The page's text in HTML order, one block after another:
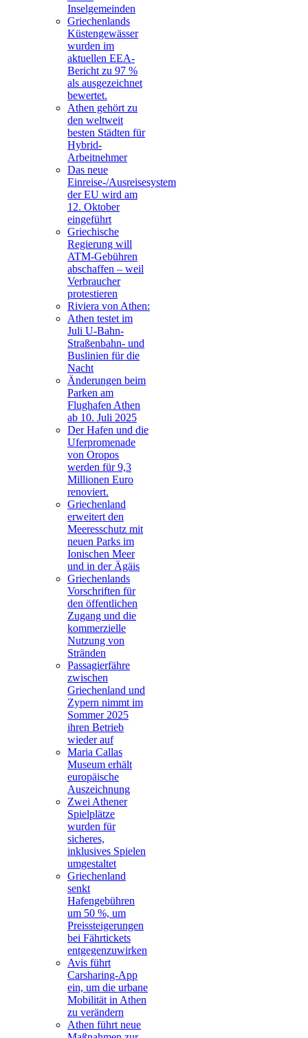
Inselgemeinden
Griechenlands
Küstengewässer
wurden im
aktuellen EEA-
Bericht zu 97 %
als ausgezeichnet
bewertet.
Athen gehört zu
den weltweit
besten Städten für
Hybrid-
Arbeitnehmer
Das neue
Einreise-/Ausreisesystem
der EU wird am
12. Oktober
eingeführt
Griechische
Regierung will
ATM-Gebühren
abschaffen – weil
Verbraucher
protestieren
Riviera von Athen:
Athen testet im
Juli U-Bahn-
Straßenbahn- und
Buslinien für die
Nacht
Änderungen beim
Parken am
Flughafen Athen
ab 10. Juli 2025
Der Hafen und die
Uferpromenade
von Oropos
werden für 9,3
Millionen Euro
renoviert.
Griechenland
erweitert den
Meeresschutz mit
neuen Parks im
Ionischen Meer
und in der Ägäis
Griechenlands
Vorschriften für
den öffentlichen
Zugang und die
kommerzielle
Nutzung von
Stränden
Passagierfähre
zwischen
Griechenland und
Zypern nimmt im
Sommer 2025
ihren Betrieb
wieder auf
Maria Callas
Museum erhält
europäische
Auszeichnung
Zwei Athener
Spielplätze
wurden für
sicheres,
inklusives Spielen
umgestaltet
Griechenland
senkt
Hafengebühren
um 50 %, um
Preissteigerungen
bei Fährtickets
entgegenzuwirken
Avis führt
Carsharing-App
ein, um die urbane
Mobilität in Athen
zu verändern
Athen führt neue